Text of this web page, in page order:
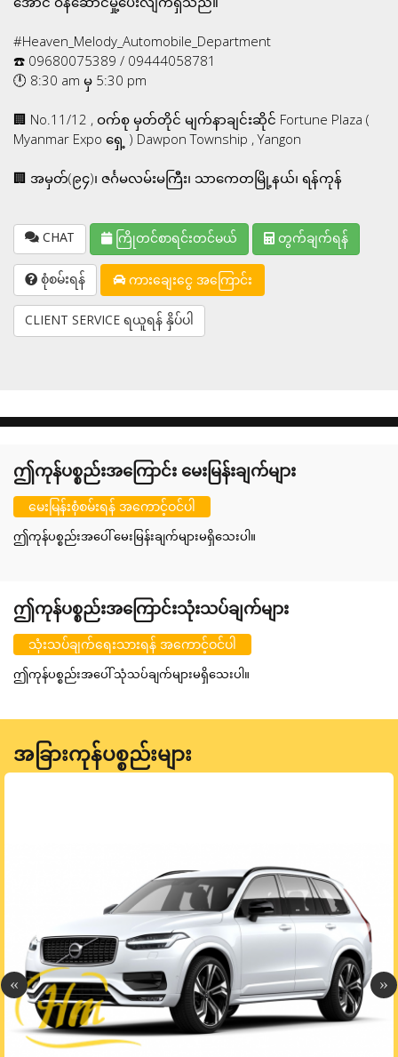
#Heaven_Melody_Automobile_Department
☎️ 09680075389 / 09444058781
🕛 8:30 am မှ 5:30 pm
🏢 No.11/12 , ဝက်စု မှတ်တိုင် မျက်နာချင်းဆိုင် Fortune Plaza (
Myanmar Expo ရှေ့ ) Dawpon Township , Yangon
🏢 အမှတ်(၉၄)၊ ဇင်္ဂမလမ်းမကြီး၊ သာကေတမြို့နယ်၊ ရန်ကုန်
CHAT ကြိုတင်စာရင်းတင်မယ် တွက်ချက်ရန်
စုံစမ်းရန် ကားချေးငွေ အကြောင်း
CLIENT SERVICE ရယူရန် နှိပ်ပါ
ဤကုန်ပစ္စည်းအကြောင်း မေးမြန်းချက်များ
မေးမြန်းစုံစမ်းရန် အကောင့်ဝင်ပါ
ဤကုန်ပစ္စည်းအပေါ် မေးမြန်းချက်များမရှိသေးပါ။
ဤကုန်ပစ္စည်းအကြောင်းသုံးသပ်ချက်များ
သုံးသပ်ချက်ရေးသားရန် အကောင့်ဝင်ပါ
ဤကုန်ပစ္စည်းအပေါ် သုံသပ်ချက်များမရှိသေးပါ။
အခြားကုန်ပစ္စည်းများ